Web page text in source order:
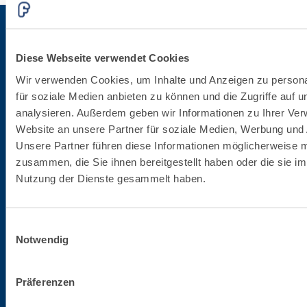
Diese Webseite verwendet Cookies
Wir verwenden Cookies, um Inhalte und Anzeigen zu
für soziale Medien anbieten zu können und die Zugriffe auf
analysieren. Außerdem geben wir Informationen zu Ihrer
Website an unsere Partner für soziale Medien, Werbung
Unsere Partner führen diese Informationen möglicherweise
zusammen, die Sie ihnen bereitgestellt haben oder die sie
Nutzung der Dienste gesammelt haben.
Notwendig
Präferenzen
Für die Newsletter anmelden
Bleibe auf dem Laufenden betreffend die letzten Neuheiten von Fassa Bortolo
Firmenzentrale
Fassa S.r.l.